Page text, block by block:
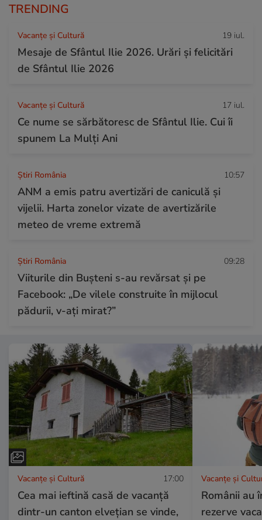
TRENDING
Vacanțe și Cultură 19 iul.
Mesaje de Sfântul Ilie 2026. Urări și felicitări
de Sfântul Ilie 2026
Vacanțe și Cultură 17 iul.
Ce nume se sărbătoresc de Sfântul Ilie. Cui îi
spunem La Mulți Ani
Știri România 10:57
ANM a emis patru avertizări de caniculă și
vijelii. Harta zonelor vizate de avertizările
meteo de vreme extremă
Știri România 09:28
Viiturile din Bușteni s-au revărsat și pe
Facebook: „De vilele construite în mijlocul
pădurii, v-ați mirat?”
Vacanțe și Cultură 17:00
Cea mai ieftină casă de vacanță
dintr-un canton elvețian se vinde,
Vacanțe și
Românii au
rezerve